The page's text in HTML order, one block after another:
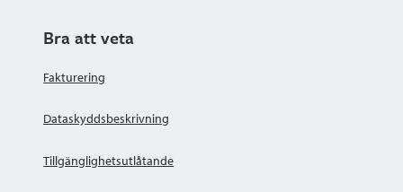
Bra att veta
Fakturering
Dataskyddsbeskrivning
Tillgänglighetsutlåtande